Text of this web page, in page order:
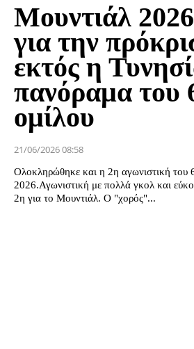
Μουντιάλ
για την
εκτός η
πανόραμα του
ομίλου
21/06/2026 08:58
Ολοκληρώθηκε και η 2η αγωνιστική του
2026.Αγωνιστική με πολλά γκολ και
2η για το Μουντιάλ. Ο "χορός"...